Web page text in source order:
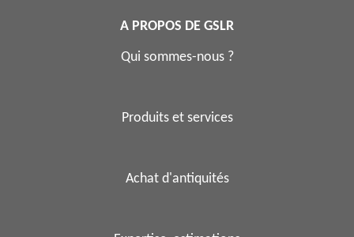
A PROPOS DE GSLR
Qui sommes-nous ?
Produits et services
Achat d'antiquités